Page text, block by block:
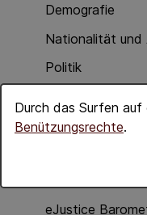
Durch das Surfen
Benützungsrechte.
Demografie
Nationalität und
Politik
Wirtschaft
eJustice